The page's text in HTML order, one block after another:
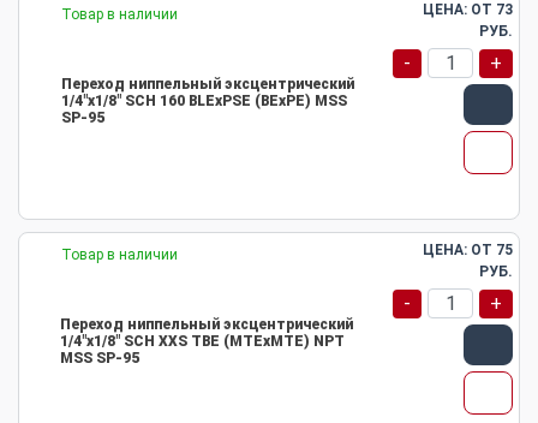
Товар в наличии
Переход ниппельный эксцентрический
1/4"х1/8" SCH 160 BLEхPSE (BEхPE) MSS
SP-95
ЦЕНА: ОТ 73
РУБ.
- +
Товар в наличии
Переход ниппельный эксцентрический
1/4"х1/8" SCH XXS TBE (MTEхMTE) NPT
MSS SP-95
ЦЕНА: ОТ 75
РУБ.
- +